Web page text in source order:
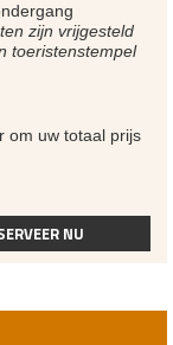
zijn vrijgesteld
toeristenstempel
om uw totaal prijs
NU